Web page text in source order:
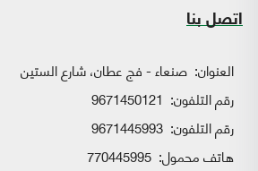
اتصل بنا
العنوان: صنعاء - فج عطان، شارع الستين
رقم التلفون: 9671450121
رقم التلفون: 9671445993
هاتف محمول: 770445995